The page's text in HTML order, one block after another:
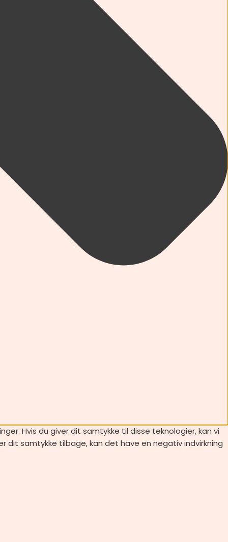
Hvis du giver dit samtykke til disse teknologier, kan vi
dit samtykke tilbage, kan det have en negativ indvirkning